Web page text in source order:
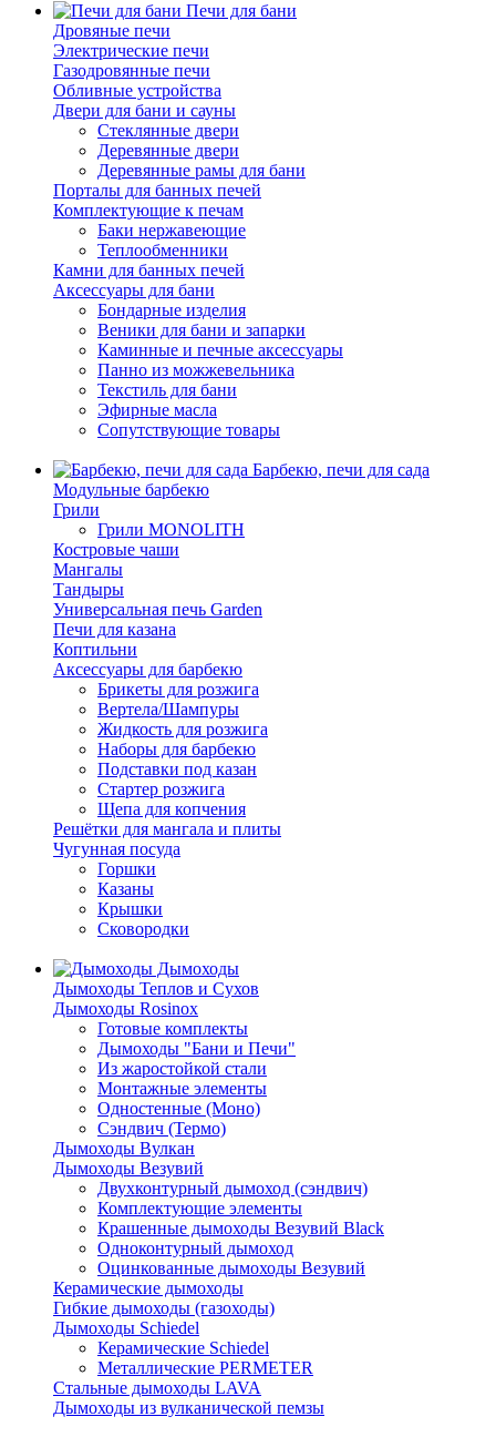
Печи для бани
Дровяные печи
Электрические печи
Газодровянные печи
Обливные устройства
Двери для бани и сауны
Стеклянные двери
Деревянные двери
Деревянные рамы для бани
Порталы для банных печей
Комплектующие к печам
Баки нержавеющие
Теплообменники
Камни для банных печей
Аксессуары для бани
Бондарные изделия
Веники для бани и запарки
Каминные и печные аксессуары
Панно из можжевельника
Текстиль для бани
Эфирные масла
Сопутствующие товары
Барбекю, печи для сада
Модульные барбекю
Грили
Грили MONOLITH
Костровые чаши
Мангалы
Тандыры
Универсальная печь Garden
Печи для казана
Коптильни
Аксессуары для барбекю
Брикеты для розжига
Вертела/Шампуры
Жидкость для розжига
Наборы для барбекю
Подставки под казан
Стартер розжига
Щепа для копчения
Решётки для мангала и плиты
Чугунная посуда
Горшки
Казаны
Крышки
Сковородки
Дымоходы
Дымоходы Теплов и Сухов
Дымоходы Rosinox
Готовые комплекты
Дымоходы "Бани и Печи"
Из жаростойкой стали
Монтажные элементы
Одностенные (Моно)
Сэндвич (Термо)
Дымоходы Вулкан
Дымоходы Везувий
Двухконтурный дымоход (сэндвич)
Комплектующие элементы
Крашенные дымоходы Везувий Black
Одноконтурный дымоход
Оцинкованные дымоходы Везувий
Керамические дымоходы
Гибкие дымоходы (газоходы)
Дымоходы Schiedel
Керамические Schiedel
Металлические PERMETER
Стальные дымоходы LAVA
Дымоходы из вулканической пемзы